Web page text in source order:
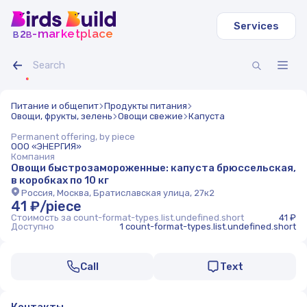
b2b-marketplace
Services
Питание и общепит Продукты питания
Овощи, фрукты, зелень Овощи свежие Капуста
Permanent offering, by piece
ООО «ЭНЕРГИЯ»
Компания
Овощи быстрозамороженные: капуста брюссельская,
в коробках по 10 кг
Россия, Москва, Братиславская улица, 27к2
41 ₽/piece
Стоимость за count-format-types.list.undefined.short
41 ₽
Доступно
1 count-format-types.list.undefined.short
Call Text